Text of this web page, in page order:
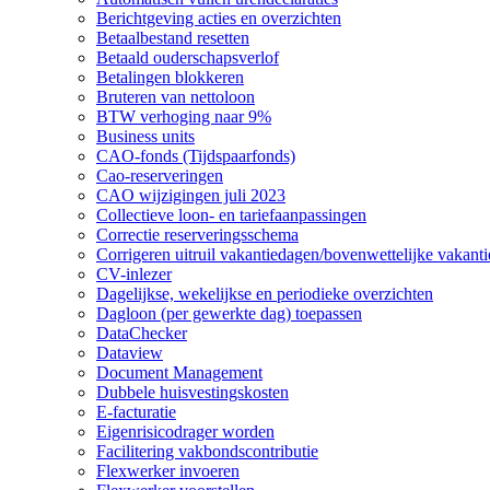
Berichtgeving acties en overzichten
Betaalbestand resetten
Betaald ouderschapsverlof
Betalingen blokkeren
Bruteren van nettoloon
BTW verhoging naar 9%
Business units
CAO-fonds (Tijdspaarfonds)
Cao-reserveringen
CAO wijzigingen juli 2023
Collectieve loon- en tariefaanpassingen
Correctie reserveringsschema
Corrigeren uitruil vakantiedagen/bovenwettelijke
CV-inlezer
Dagelijkse, wekelijkse en periodieke overzichten
Dagloon (per gewerkte dag) toepassen
DataChecker
Dataview
Document Management
Dubbele huisvestingskosten
E-facturatie
Eigenrisicodrager worden
Facilitering vakbondscontributie
Flexwerker invoeren